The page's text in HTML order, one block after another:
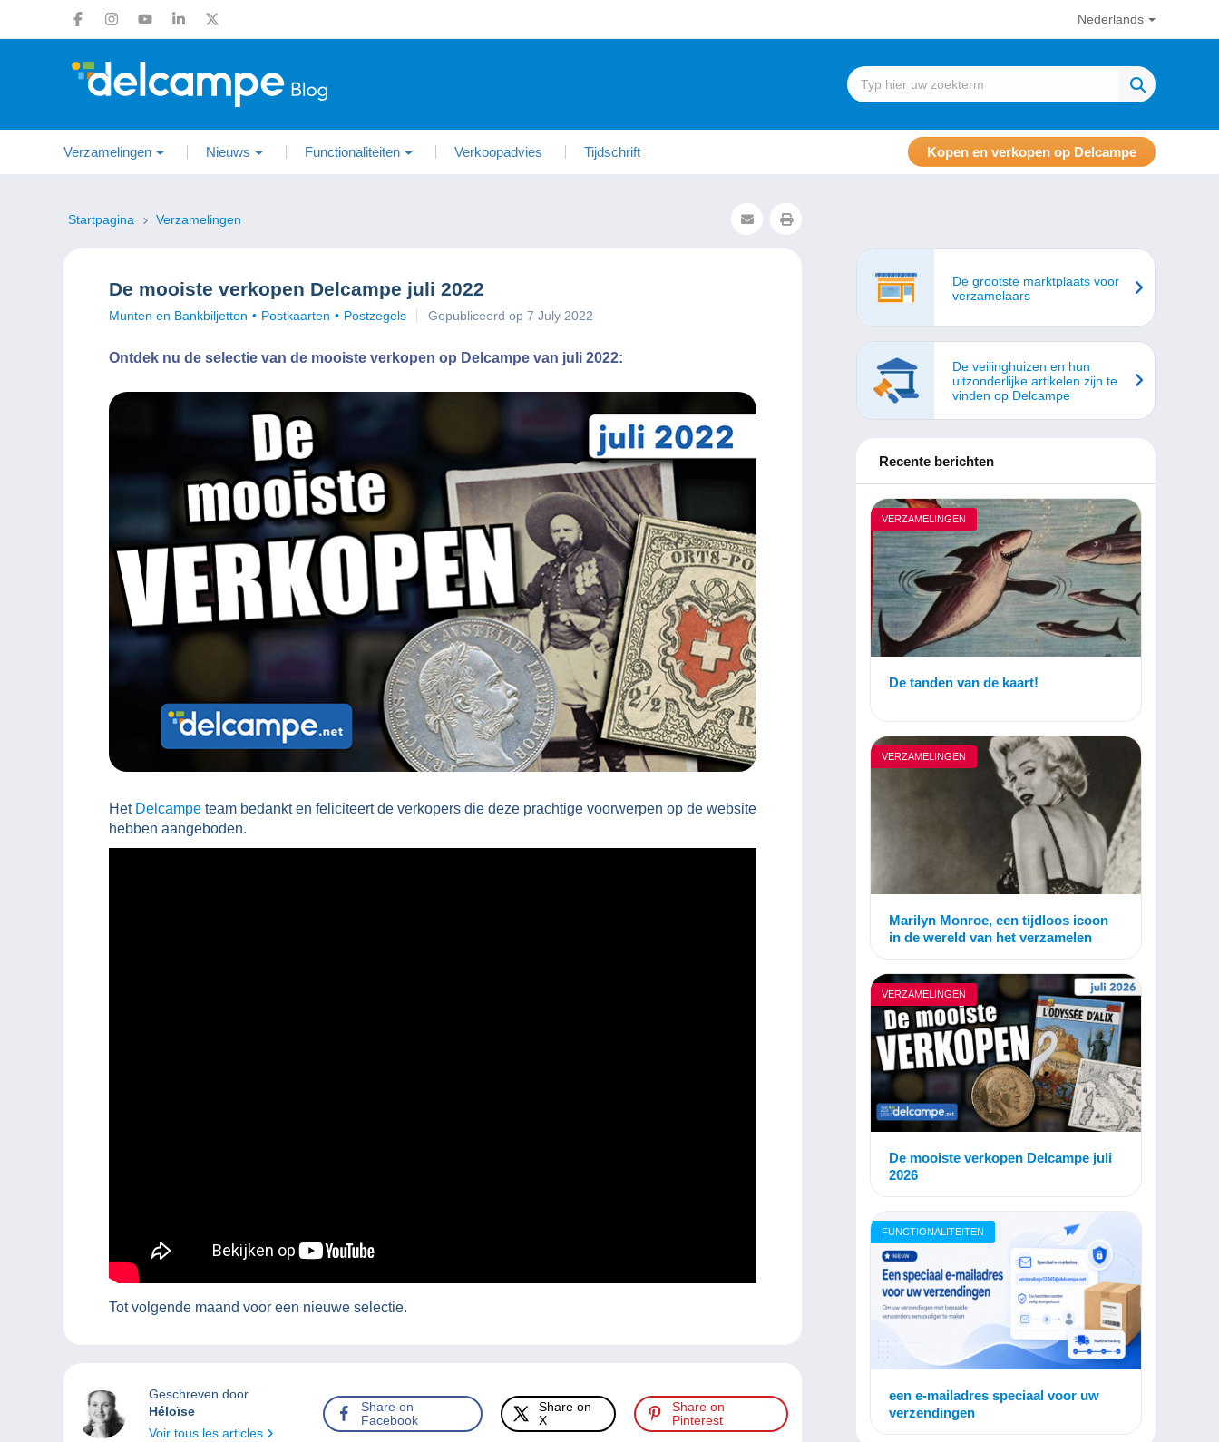
Nederlands
Verzamelingen Nieuws Functionaliteiten Verkoopadvies Tijdschrift Kopen en verkopen op Delcampe
Startpagina Verzamelingen
De mooiste verkopen Delcampe juli 2022
Munten en Bankbiljetten Postkaarten Postzegels Gepubliceerd op 7 July 2022
Ontdek nu de selectie van de mooiste verkopen op Delcampe van juli 2022:
Het Delcampe team bedankt en feliciteert de verkopers die deze prachtige voorwerpen op de website
hebben aangeboden.
Tot volgende maand voor een nieuwe selectie.
Geschreven door
Héloïse
Voir tous les articles
Share on
Facebook
Share on
X
Share on
Pinterest
De grootste marktplaats voor
verzamelaars
De veilinghuizen en hun
uitzonderlijke artikelen zijn te
vinden op Delcampe
Recente berichten
VERZAMELINGEN
De tanden van de kaart!
VERZAMELINGEN
Marilyn Monroe, een tijdloos icoon
in de wereld van het verzamelen
VERZAMELINGEN
De mooiste verkopen Delcampe juli
2026
FUNCTIONALITEITEN
een e-mailadres speciaal voor uw
verzendingen